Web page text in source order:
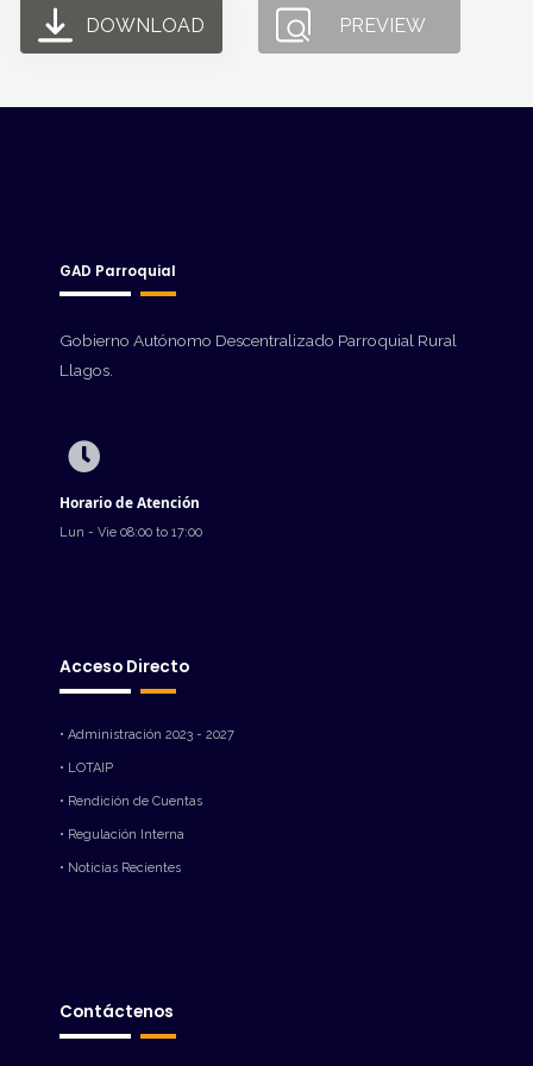
DOWNLOAD PREVIEW
GAD Parroquial
Gobierno Autónomo Descentralizado Parroquial Rural
Llagos.
Horario de Atención
Lun - Vie 08:00 to 17:00
Acceso Directo
• Administración 2023 - 2027
• LOTAIP
• Rendición de Cuentas
• Regulación Interna
• Noticias Recientes
Contáctenos